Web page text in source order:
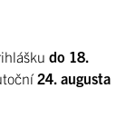
do 18.
24. augusta